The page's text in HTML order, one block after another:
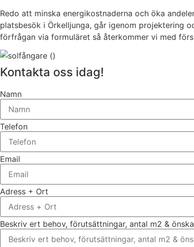
Redo att minska energikostnaderna och öka
platsbesök i Örkelljunga, går igenom projektering
förfrågan via formuläret så återkommer vi med
Kontakta oss idag!
Namn
Telefon
Email
Adress + Ort
Beskriv ert behov, förutsättningar, antal m2 &